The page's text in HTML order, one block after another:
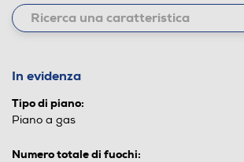
In evidenza
Tipo di piano:
Piano a gas
Numero totale di fuochi: